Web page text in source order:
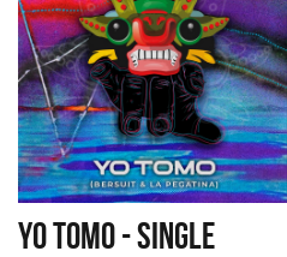
YO TOMO - SINGLE